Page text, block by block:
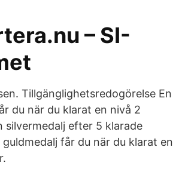
– SI-
Tillgänglighetsredogörelse En
du när du klarat en nivå 2
silvermedalj efter 5 klarade
guldmedalj får du när du klarat en